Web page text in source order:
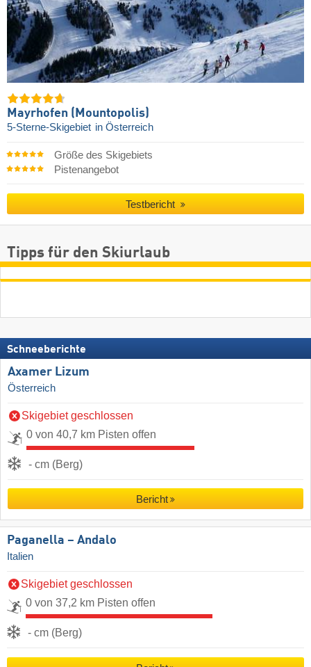
Mayrhofen (Mountopolis)
5-Sterne-Skigebiet in Österreich
Größe des Skigebiets
Pistenangebot
Testbericht
Tipps für den Skiurlaub
Schneeberichte
Axamer Lizum
Österreich
Skigebiet geschlossen
0 von 40,7 km Pisten offen
- cm (Berg)
Bericht
Paganella – Andalo
Italien
Skigebiet geschlossen
0 von 37,2 km Pisten offen
- cm (Berg)